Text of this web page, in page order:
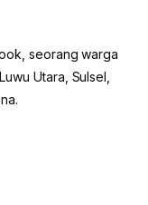
seorang warga
Utara, Sulsel,